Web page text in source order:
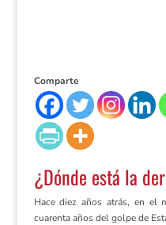
Comparte
¿Dónde está la
Hace diez años atrás, en el
cuarenta años del golpe de